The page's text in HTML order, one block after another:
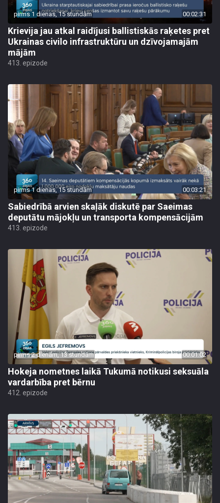
pirms 1 dienas, 15 stundām 00:02:31
Krievija jau atkal raidījusi ballistiskās raķetes pret
Ukrainas civilo infrastruktūru un dzīvojamajām
mājām
413. epizode
pirms 1 dienas, 15 stundām 00:03:21
Sabiedrībā arvien skaļāk diskutē par Saeimas
deputātu mājokļu un transporta kompensācijām
413. epizode
pirms 2 dienām, 13 stundām 00:01:02
Hokeja nometnes laikā Tukumā notikusi seksuāla
vardarbība pret bērnu
412. epizode